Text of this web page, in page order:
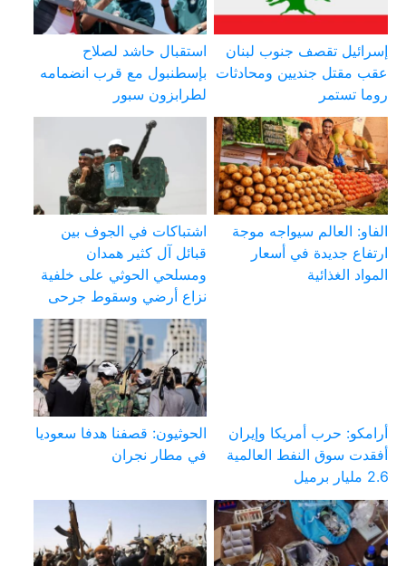
إسرائيل تقصف جنوب لبنان
عقب مقتل جنديين ومحادثات
روما تستمر
استقبال حاشد لصلاح
بإسطنبول مع قرب انضمامه
لطرابزون سبور
الفاو: العالم سيواجه موجة
ارتفاع جديدة في أسعار
المواد الغذائية
اشتباكات في الجوف بين
قبائل آل كثير همدان
ومسلحي الحوثي على خلفية
نزاع أرضي وسقوط جرحى
أرامكو: حرب أمريكا وإيران
أفقدت سوق النفط العالمية
2.6 مليار برميل
الحوثيون: قصفنا هدفا سعوديا
في مطار نجران